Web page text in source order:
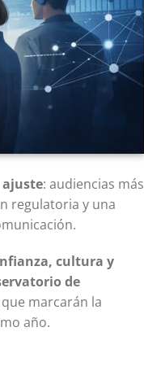
ajuste: audiencias más
regulatoria y una
cultura y
de
marcarán la
año.